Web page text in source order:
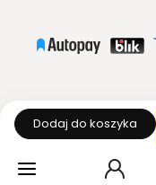
Sklep
Dodaj do koszyka